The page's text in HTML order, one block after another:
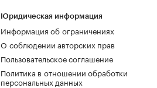
Юридическая информация
Информация об ограничениях
О соблюдении авторских прав
Пользовательское соглашение
Политика в отношении обработки
персональных данных